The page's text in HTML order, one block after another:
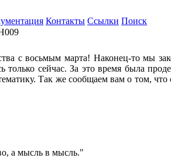
Контакты Ссылки Поиск
с восьмым марта! Наконец-то мы
только сейчас. За это время была
Так же сообщаем вам о том,
а мысль в мысль."